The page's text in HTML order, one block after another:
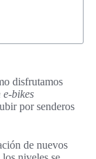
disfrutamos
bikes
por senderos
de nuevos